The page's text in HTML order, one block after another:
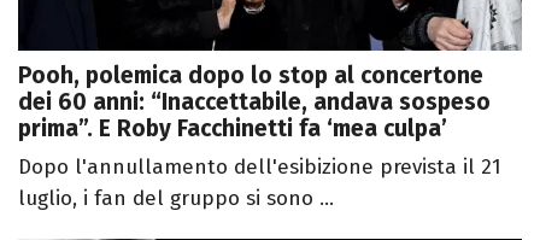
Pooh, polemica dopo lo stop al concertone
dei 60 anni: “Inaccettabile, andava sospeso
prima”. E Roby Facchinetti fa ‘mea culpa’
Dopo l'annullamento dell'esibizione prevista il 21
luglio, i fan del gruppo si sono ...